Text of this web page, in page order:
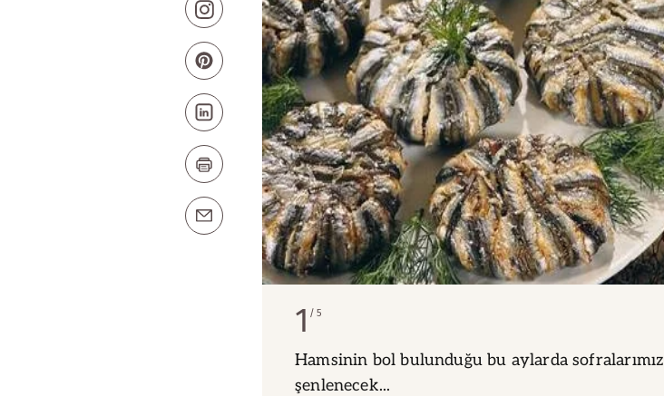
1 5
Hamsinin bol bulunduğu bu aylarda sofralarımız
şenlenecek...